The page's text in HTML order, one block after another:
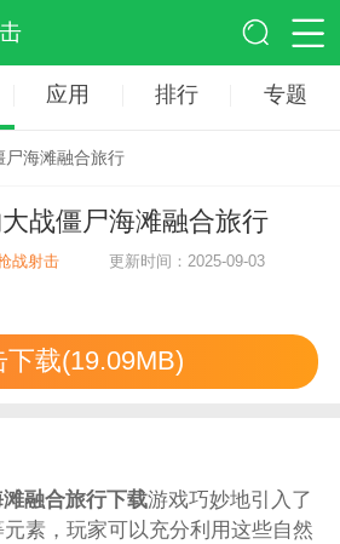
应用 排行 专题
尸海滩融合旅行
战僵尸海滩融合旅行
战射击 更新时间：2025-09-03
下载(19.09MB)
融合旅行下载游戏巧妙地引入了
素，玩家可以充分利用这些自然